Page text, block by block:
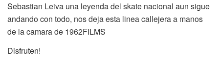
Sebastian Leiva una leyenda del skate nacional aun sigue
andando con todo, nos deja esta linea callejera a manos
de la camara de 1962FILMS
Disfruten!